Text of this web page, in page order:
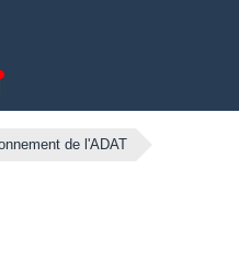
de l'ADAT